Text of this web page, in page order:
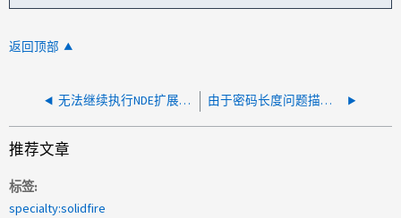
返回顶部
无法继续执行NDE扩展、由于问题描述与EVC结合使用、计算节点呈灰色显示 由于密码长度问题描述，无法在混合云控制（ HCC ）的 H410C 上设置 BMC 密码
推荐文章
标签
specialty:solidfire